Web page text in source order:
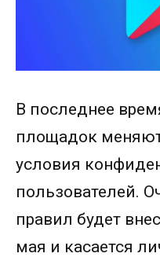
В последнее
площадок
условия
пользователей.
правил будет
мая и касается